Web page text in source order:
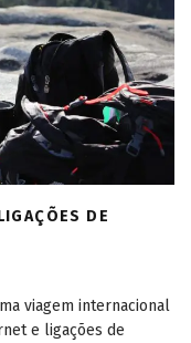
DE
viagem internacional
e ligações de